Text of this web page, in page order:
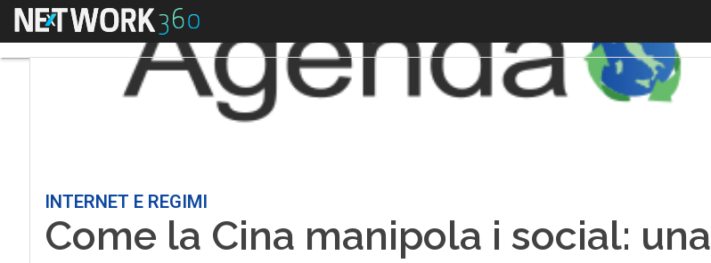
Menu
INTERNET E REGIMI
Come la Cina manipola i social: una